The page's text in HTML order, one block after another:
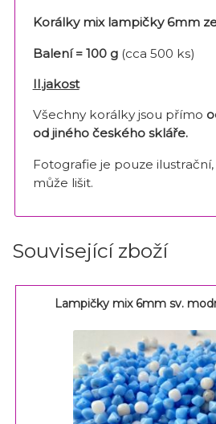
Korálky mix lampičky 6mm
Balení = 100 g(cca 500 ks)
II.jakost
Všechny korálky jsou přímo
od jiného českého skláře.
Fotografie je pouze
může lišit.
Související zboží
Lampičky mix 6mm sv.